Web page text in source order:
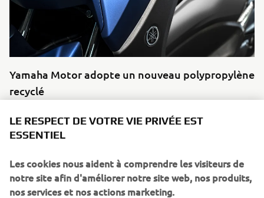
Yamaha Motor adopte un nouveau polypropylène
recyclé
LE RESPECT DE VOTRE VIE PRIVÉE EST
ESSENTIEL
Les cookies nous aident à comprendre les visiteurs de
notre site afin d'améliorer notre site web, nos produits,
nos services et nos actions marketing.